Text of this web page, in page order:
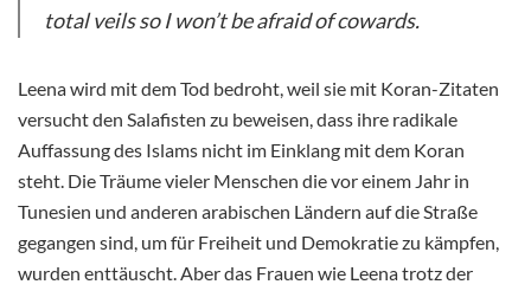
total veils so I won’t be afraid of cowards.
Leena wird mit dem Tod bedroht, weil sie mit Koran-Zitaten
versucht den Salafisten zu beweisen, dass ihre radikale
Auffassung des Islams nicht im Einklang mit dem Koran
steht. Die Träume vieler Menschen die vor einem Jahr in
Tunesien und anderen arabischen Ländern auf die Straße
gegangen sind, um für Freiheit und Demokratie zu kämpfen,
wurden enttäuscht. Aber das Frauen wie Leena trotz der